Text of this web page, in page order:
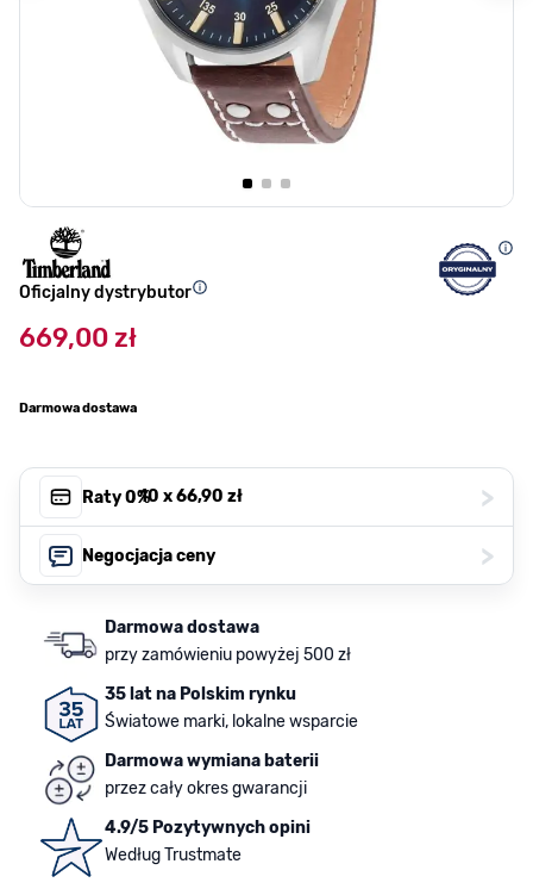
Oficjalny dystrybutor
669,00 zł
Darmowa dostawa
Raty 0%, 10 x66,90 zł >
Negocjacja ceny >
Darmowa dostawa
przy zamówieniu powyżej 500 zł
35 lat na Polskim rynku
Światowe marki, lokalne wsparcie
Darmowa wymiana baterii
przez cały okres gwarancji
4.9/5 Pozytywnych opini
Według Trustmate